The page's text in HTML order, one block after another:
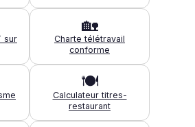
sur
🏡
Charte télétravail
conforme
🍽️
Calculateur titres-
restaurant